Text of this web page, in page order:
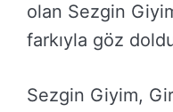
olan Sezgin
farkıyla göz
Sezgin Giyim,